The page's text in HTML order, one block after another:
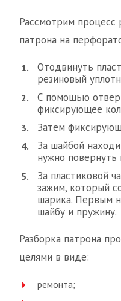
Рассмотрим процесс
патрона на
Отодвинуть
резиновый
С помощью
фиксирующее
Затем
За шайбой
нужно
За пластиковой
зажим, который
шарика. Первым
шайбу и пружину.
Разборка патрона
целями в виде:
ремонта;